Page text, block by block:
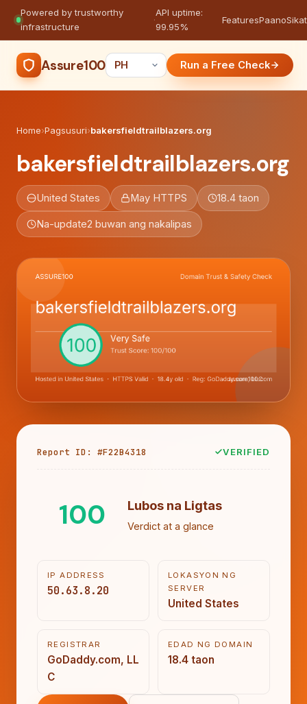
Powered by trustworthy
infrastructure
·
API uptime:
99.95%
FeaturesPaanoSikat
Assure100 Run a Free Check
Home›Pagsusuri›bakersfieldtrailblazers.org
bakersfieldtrailblazers.org
United States May HTTPS 18.4 taon
Na-update2 buwan ang nakalipas
Report ID: #F22B4318 VERIFIED
100 Lubos na Ligtas
Verdict at a glance
IP ADDRESS
50.63.8.20
LOKASYON NG
SERVER
United States
REGISTRAR
GoDaddy.com, LL
C
EDAD NG DOMAIN
18.4 taon